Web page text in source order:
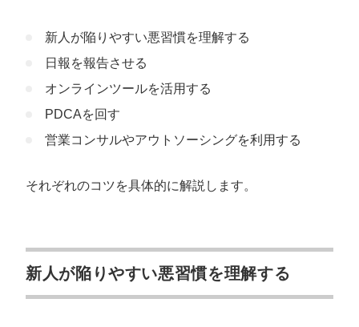
新人が陥りやすい悪習慣を理解する
日報を報告させる
オンラインツールを活用する
PDCAを回す
営業コンサルやアウトソーシングを利用する
それぞれのコツを具体的に解説します。
新人が陥りやすい悪習慣を理解する